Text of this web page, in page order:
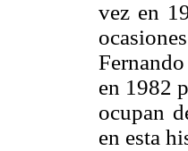
vez en
en 1982
ocupan
en esta